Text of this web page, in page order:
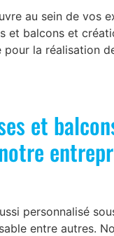
au sein de vos
et balcons et
la réalisation
et
personnalisé
entre autres.